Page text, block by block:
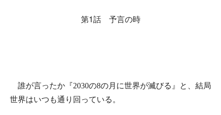
第1話 予言の時
誰が言ったか『2030の8の月に世界が滅びる』と、結局
世界はいつも通り回っている。